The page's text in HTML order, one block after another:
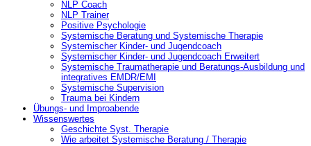
NLP Coach
NLP Trainer
Positive Psychologie
Systemische Beratung und Systemische Therapie
Systemischer Kinder- und Jugendcoach
Systemischer Kinder- und Jugendcoach Erweitert
Systemische Traumatherapie und Beratungs-Ausbildung und
integratives EMDR/EMI
Systemische Supervision
Trauma bei Kindern
Übungs- und Improabende
Wissenswertes
Geschichte Syst. Therapie
Wie arbeitet Systemische Beratung / Therapie